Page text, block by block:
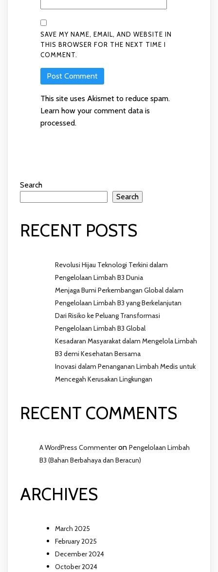
SAVE MY NAME, EMAIL, AND WEBSITE IN
THIS BROWSER FOR THE NEXT TIME I
COMMENT.
This site uses Akismet to reduce spam.
Learn how your comment data is
processed.
Search
Search
RECENT POSTS
Revolusi Hijau Teknologi Terkini dalam
Pengelolaan Limbah B3 Dunia
Menjaga Bumi Perkembangan Global dalam
Pengelolaan Limbah B3 yang Berkelanjutan
Dari Risiko ke Peluang Transformasi
Pengelolaan Limbah B3 Global
Kesadaran Masyarakat dalam Mengelola Limbah
B3 demi Kesehatan Bersama
Inovasi dalam Penanganan Limbah Medis untuk
Mencegah Kerusakan Lingkungan
RECENT COMMENTS
A WordPress Commenteron Pengelolaan Limbah
B3 (Bahan Berbahaya dan Beracun)
ARCHIVES
March 2025
February 2025
December 2024
October 2024